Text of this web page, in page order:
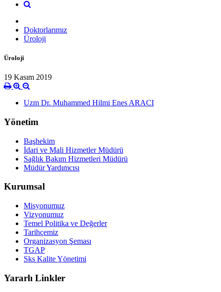
Doktorlarımız
Üroloji
Üroloji
19 Kasım 2019
Uzm Dr. Muhammed Hilmi Enes ARACI
Yönetim
Başhekim
İdari ve Mali Hizmetler Müdürü
Sağlık Bakım Hizmetleri Müdürü
Müdür Yardımcısı
Kurumsal
Misyonumuz
Vizyonumuz
Temel Politika ve Değerler
Tarihçemiz
Organizasyon Şeması
TGAP
Sks Kalite Yönetimi
Yararlı Linkler